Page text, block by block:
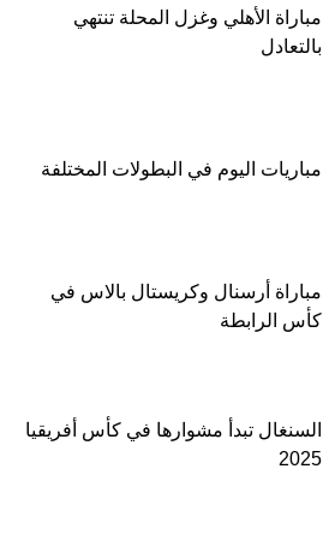
مباراة الأهلي وغزل المحلة تنتهي
بالتعادل
مباريات اليوم في البطولات المختلفة
مباراة أرسنال وكريستال بالاس في
كأس الرابطة
السنغال تبدأ مشوارها في كأس أفريقيا
2025